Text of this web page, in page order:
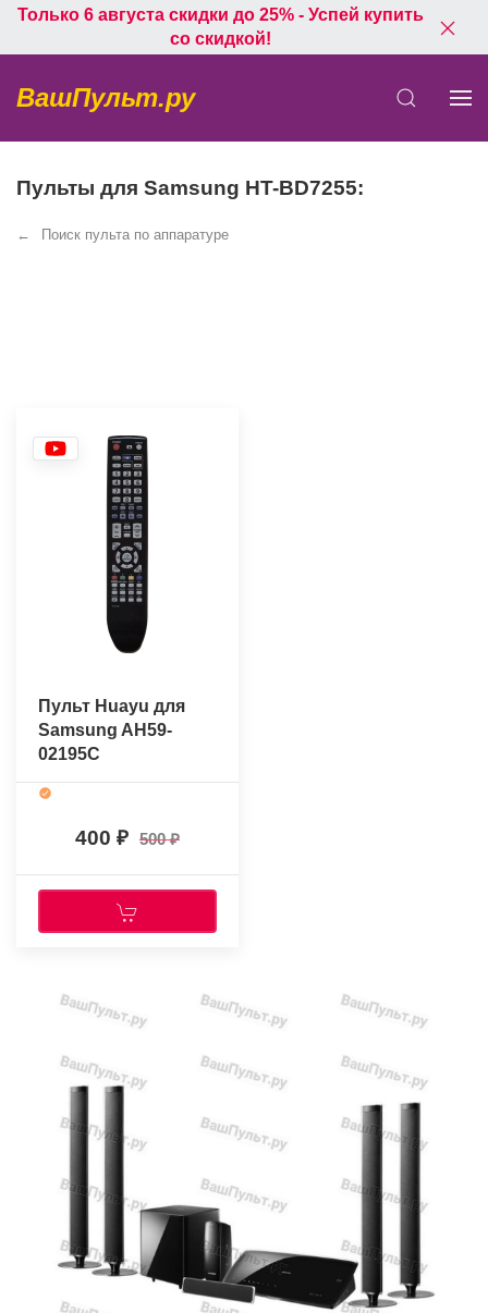
Только 6 августа скидки до 25% - Успей купить
со скидкой!
ВашПульт.ру
Пульты для Samsung HT-BD7255:
Поиск пульта по аппаратуре
Пульт Huayu для
Samsung AH59-
02195C
400 500